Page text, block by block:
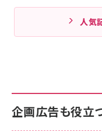
人気
企画広告も役立